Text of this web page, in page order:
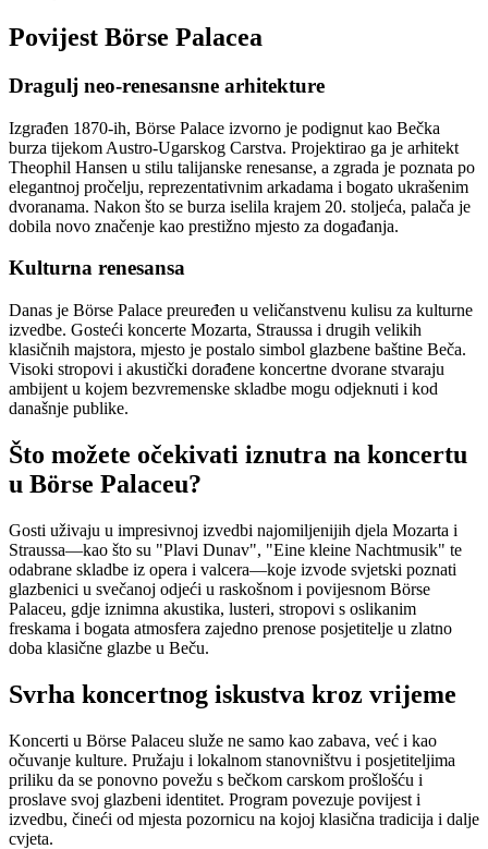
Povijest Börse Palacea
Dragulj neo-renesansne arhitekture
Izgrađen 1870-ih, Börse Palace izvorno je podignut kao Bečka
burza tijekom Austro-Ugarskog Carstva. Projektirao ga je arhitekt
Theophil Hansen u stilu talijanske renesanse, a zgrada je poznata po
elegantnoj pročelju, reprezentativnim arkadama i bogato ukrašenim
dvoranama. Nakon što se burza iselila krajem 20. stoljeća, palača je
dobila novo značenje kao prestižno mjesto za događanja.
Kulturna renesansa
Danas je Börse Palace preuređen u veličanstvenu kulisu za kulturne
izvedbe. Gosteći koncerte Mozarta, Straussa i drugih velikih
klasičnih majstora, mjesto je postalo simbol glazbene baštine Beča.
Visoki stropovi i akustički dorađene koncertne dvorane stvaraju
ambijent u kojem bezvremenske skladbe mogu odjeknuti i kod
današnje publike.
Što možete očekivati iznutra na koncertu
u Börse Palaceu?
Gosti uživaju u impresivnoj izvedbi najomiljenijih djela Mozarta i
Straussa—kao što su "Plavi Dunav", "Eine kleine Nachtmusik" te
odabrane skladbe iz opera i valcera—koje izvode svjetski poznati
glazbenici u svečanoj odjeći u raskošnom i povijesnom Börse
Palaceu, gdje iznimna akustika, lusteri, stropovi s oslikanim
freskama i bogata atmosfera zajedno prenose posjetitelje u zlatno
doba klasične glazbe u Beču.
Svrha koncertnog iskustva kroz vrijeme
Koncerti u Börse Palaceu služe ne samo kao zabava, već i kao
očuvanje kulture. Pružaju i lokalnom stanovništvu i posjetiteljima
priliku da se ponovno povežu s bečkom carskom prošlošću i
proslave svoj glazbeni identitet. Program povezuje povijest i
izvedbu, čineći od mjesta pozornicu na kojoj klasična tradicija i dalje
cvjeta.